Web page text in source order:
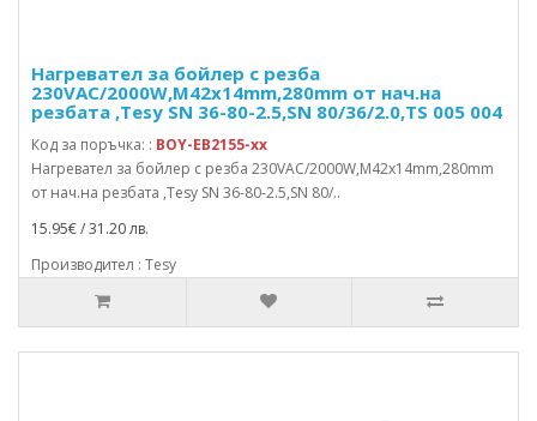
Нагревател за бойлер с резба
230VAC/2000W,M42x14mm,280mm от нач.на
резбата ,Tesy SN 36-80-2.5,SN 80/36/2.0,TS 005 004
Код за поръчка: : BOY-EB2155-xx
Нагревател за бойлер с резба 230VAC/2000W,M42x14mm,280mm
от нач.на резбата ,Tesy SN 36-80-2.5,SN 80/..
15.95€ / 31.20 лв.
Производител : Tesy